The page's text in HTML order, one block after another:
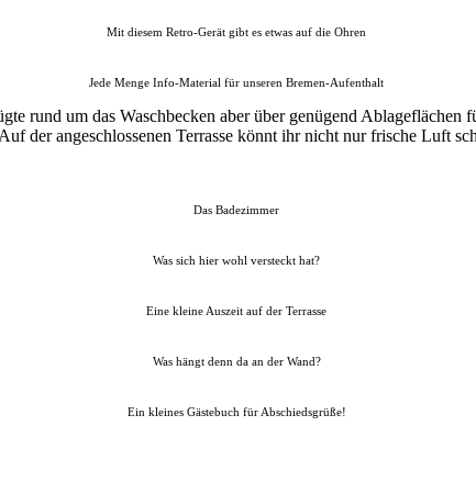
Mit diesem Retro-Gerät gibt es etwas auf die Ohren
Jede Menge Info-Material für unseren Bremen-Aufenthalt
rund um das Waschbecken aber über genügend
der angeschlossenen Terrasse könnt ihr nicht nur frische Luft
Das Badezimmer
Was sich hier wohl versteckt hat?
Eine kleine Auszeit auf der Terrasse
Was hängt denn da an der Wand?
Ein kleines Gästebuch für Abschiedsgrüße!